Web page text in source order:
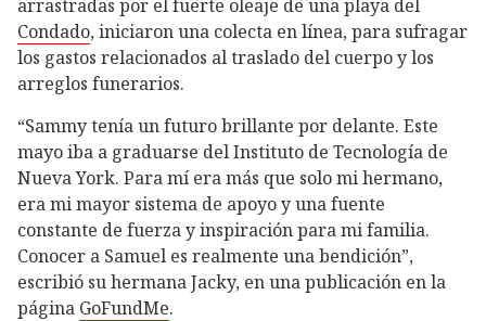
arrastradas por el fuerte oleaje de una playa del
Condado, iniciaron una colecta en línea, para sufragar
los gastos relacionados al traslado del cuerpo y los
arreglos funerarios.
“Sammy tenía un futuro brillante por delante. Este
mayo iba a graduarse del Instituto de Tecnología de
Nueva York. Para mí era más que solo mi hermano,
era mi mayor sistema de apoyo y una fuente
constante de fuerza y inspiración para mi familia.
Conocer a Samuel es realmente una bendición”,
escribió su hermana Jacky, en una publicación en la
página GoFundMe.